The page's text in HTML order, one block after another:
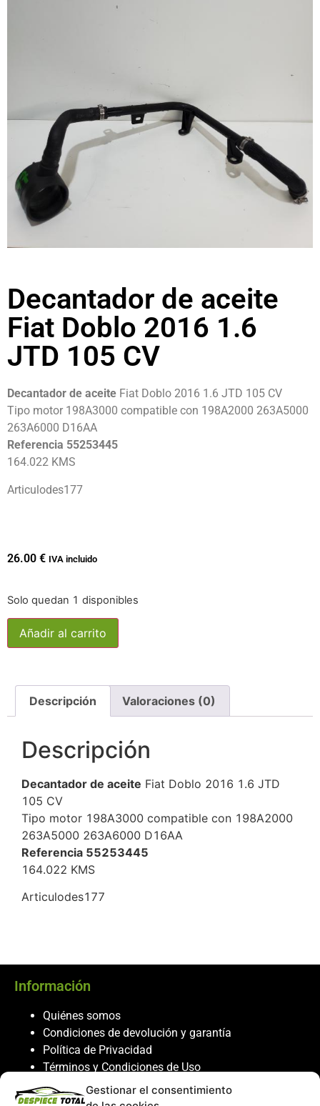
Gestionar el consentimiento
Decantador de aceite
Fiat Doblo 2016 1.6
JTD 105 CV
Decantador de aceite Fiat Doblo 2016 1.6 JTD 105 CV
Tipo motor 198A3000 compatible con 198A2000 263A5000
263A6000 D16AA
Referencia 55253445
164.022 KMS
Articulodes177
26.00 € IVA incluido
Solo quedan 1 disponibles
Añadir al carrito
Descripción Valoraciones (0)
Descripción
Decantador de aceite Fiat Doblo 2016 1.6 JTD
105 CV
Tipo motor 198A3000 compatible con 198A2000
263A5000 263A6000 D16AA
Referencia 55253445
164.022 KMS
Articulodes177
Información
Quiénes somos
Condiciones de devolución y garantía
Política de Privacidad
Términos y Condiciones de Uso
Política de Cookies